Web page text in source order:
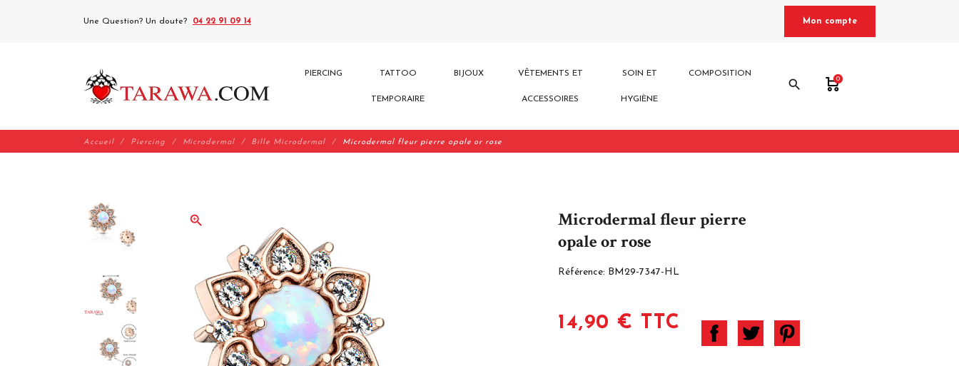
Une Question? Un doute? 04 22 91 09 14 Mon compte
PIERCING TATTOO
TEMPORAIRE
BIJOUX VÊTEMENTS ET
ACCESSOIRES
SOIN ET
HYGIÈNE
COMPOSITION
search 0
Accueil Piercing Microdermal Bille Microdermal Microdermal fleur pierre opale or rose
zoom_in
Microdermal fleur pierre
opale or rose
Référence: BM29-7347-HL
14,90 € TTC